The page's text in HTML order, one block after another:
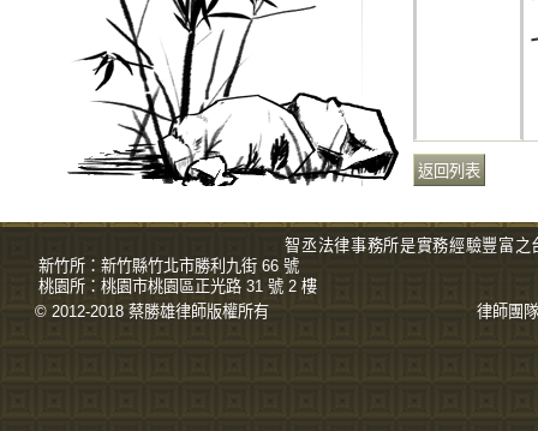
智丞法律事務所是實務經驗豐富之
新竹所： 新竹縣竹北市勝利九街 66 號
桃園所： 桃園市桃園區正光路 31 號 2 樓
© 2012-2018 蔡勝雄律師版權所有 律師團隊